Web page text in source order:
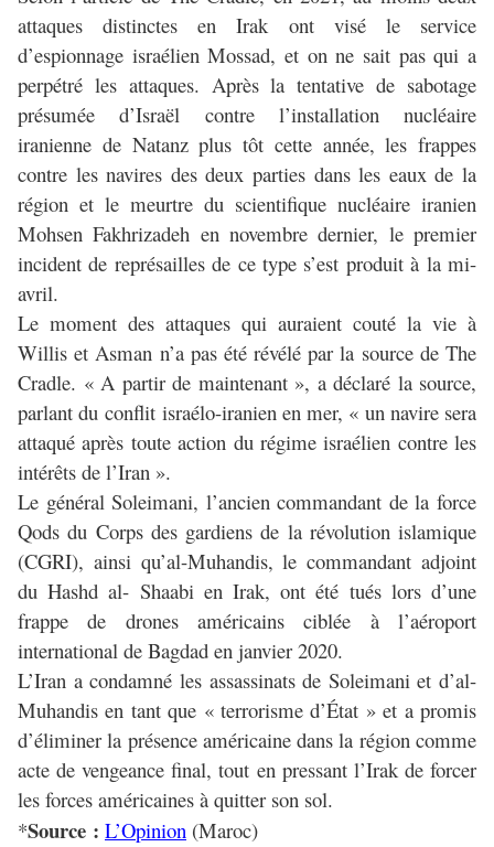
attaques distinctes en Irak ont visé le service
d’espionnage israélien Mossad, et on ne sait pas qui a
perpétré les attaques. Après la tentative de sabotage
présumée d’Israël contre l’installation nucléaire
iranienne de Natanz plus tôt cette année, les frappes
contre les navires des deux parties dans les eaux de la
région et le meurtre du scientifique nucléaire iranien
Mohsen Fakhrizadeh en novembre dernier, le premier
incident de représailles de ce type s’est produit à la mi-
avril.
Le moment des attaques qui auraient couté la vie à
Willis et Asman n’a pas été révélé par la source de The
Cradle. « A partir de maintenant », a déclaré la source,
parlant du conflit israélo-iranien en mer, « un navire sera
attaqué après toute action du régime israélien contre les
intérêts de l’Iran ».
Le général Soleimani, l’ancien commandant de la force
Qods du Corps des gardiens de la révolution islamique
(CGRI), ainsi qu’al-Muhandis, le commandant adjoint
du Hashd al- Shaabi en Irak, ont été tués lors d’une
frappe de drones américains ciblée à l’aéroport
international de Bagdad en janvier 2020.
L’Iran a condamné les assassinats de Soleimani et d’al-
Muhandis en tant que « terrorisme d’État » et a promis
d’éliminer la présence américaine dans la région comme
acte de vengeance final, tout en pressant l’Irak de forcer
les forces américaines à quitter son sol.
*Source : L’Opinion (Maroc)